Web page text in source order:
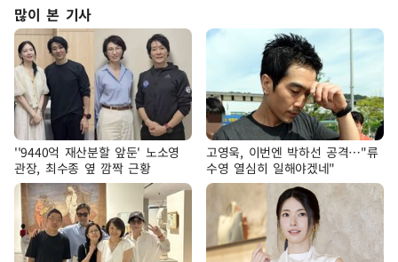
많이 본 기사
''9440억 재산분할 앞둔' 노소영
관장, 최수종 옆 깜짝 근황
고영욱, 이번엔 박하선 공격…"류
수영 열심히 일해야겠네"